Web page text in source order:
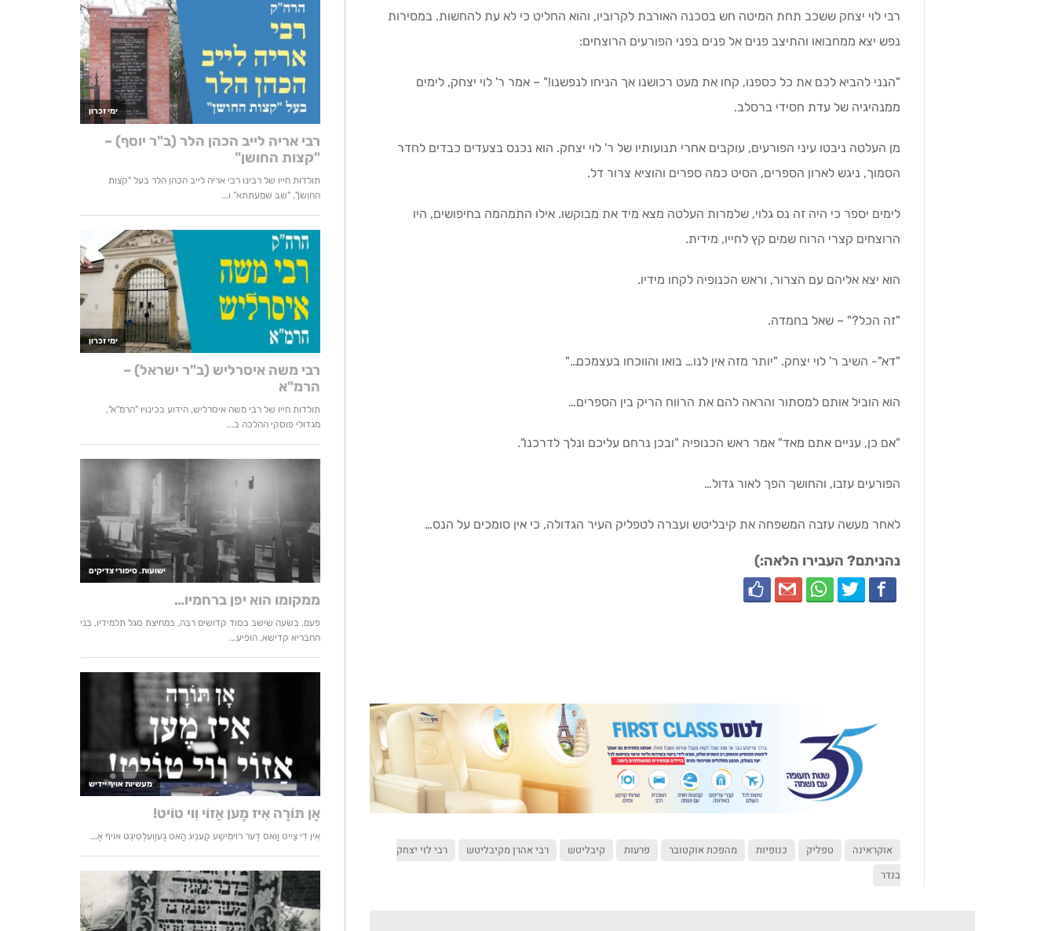
רבי לוי יצחק ששכב תחת המיטה חש בסכנה האורבת לקרוביו, והוא החליט כי לא עת להחשות. במסירות
נפש יצא ממחבואו והתיצב פנים אל פנים בפני הפורעים הרוצחים:
"הנני להביא לכם את כל כספנו, קחו את מעט רכושנו אך הניחו לנפשנו!" – אמר ר' לוי יצחק, לימים
ממנהיגיה של עדת חסידי ברסלב.
מן העלטה ניבטו עיני הפורעים, עוקבים אחרי תנועותיו של ר' לוי יצחק. הוא נכנס בצעדים כבדים לחדר
הסמוך, ניגש לארון הספרים, הסיט כמה ספרים והוציא צרור דל.
לימים יספר כי היה זה נס גלוי, שלמרות העלטה מצא מיד את מבוקשו. אילו התמהמה בחיפושים, היו
הרוצחים קצרי הרוח שמים קץ לחייו, מידית.
הוא יצא אליהם עם הצרור, וראש הכנופיה לקחו מידיו.
"זה הכל?" – שאל בחמדה.
"דא"- השיב ר' לוי יצחק. "יותר מזה אין לנו… בואו והווכחו בעצמכם…"
הוא הוביל אותם למסתור והראה להם את הרווח הריק בין הספרים…
"אם כן, עניים אתם מאד" אמר ראש הכנופיה "ובכן נרחם עליכם ונלך לדרכנו".
הפורעים עזבו, והחושך הפך לאור גדול…
לאחר מעשה עזבה המשפחה את קיבליטש ועברה לטפליק העיר הגדולה, כי אין סומכים על הנס…
נהניתם? העבירו הלאה:)
אוקראינה טפליק כנופיות מהפכת אוקטובר פרעות קיבליטש רבי אהרן מקיבליטש
רבי לוי יצחק
בנדר